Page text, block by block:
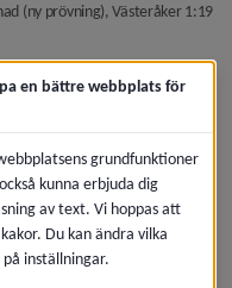
(ny prövning), Västeråker 1:19
för
samt
samt
en bättre webbplats för
grundfunktioner
kunna erbjuda dig
av text. Vi hoppas att
Du kan ändra vilka
inställningar.